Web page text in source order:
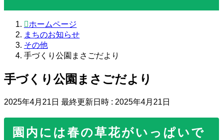
ホームページ
まちのお知らせ
その他
手づくり公園まさごだより
手づくり公園まさごだより
2025年4月21日 最終更新日時 : 2025年4月21日
園内には春の草花がいっぱいで